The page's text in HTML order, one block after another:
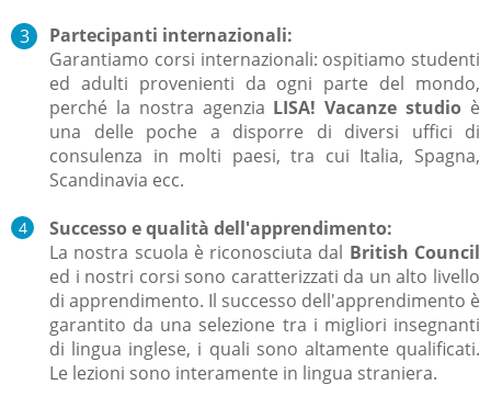
Partecipanti internazionali:
Garantiamo corsi internazionali: ospitiamo studenti
ed adulti provenienti da ogni parte del mondo,
perché la nostra agenzia LISA! Vacanze studio è
una delle poche a disporre di diversi uffici di
consulenza in molti paesi, tra cui Italia, Spagna,
Scandinavia ecc.
Successo e qualità dell'apprendimento:
La nostra scuola è riconosciuta dal British Council
ed i nostri corsi sono caratterizzati da un alto livello
di apprendimento. Il successo dell'apprendimento è
garantito da una selezione tra i migliori insegnanti
di lingua inglese, i quali sono altamente qualificati.
Le lezioni sono interamente in lingua straniera.